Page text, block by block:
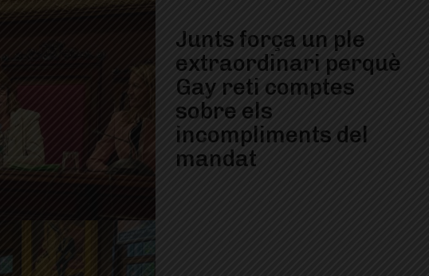
Junts força un ple
extraordinari perquè
Gay reti comptes
sobre els
incompliments del
mandat